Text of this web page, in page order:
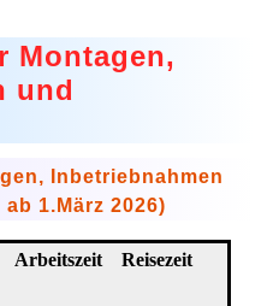
Montagen,
und
Inbetriebnahmen
1.März 2026)
Arbeitszeit Reisezeit